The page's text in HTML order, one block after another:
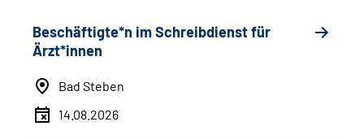
Beschäftigte*n im Schreibdienst für
Ärzt*innen
Bad Steben
14.08.2026